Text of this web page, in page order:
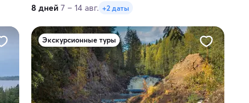
8 дней 7 – 14 авг. +2 даты
Экскурсионные туры